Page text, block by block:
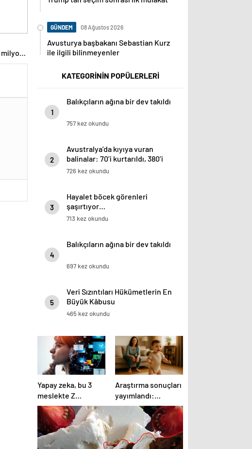
GÜNDEM 08 Ağustos 2026
Avusturya başbakanı Sebastian Kurz
ile ilgili bilinmeyenler
KATEGORİNİN POPÜLERLERİ
1
Balıkçıların ağına bir dev takıldı
757 kez okundu
2
Avustralya’da kıyıya vuran
balinalar: 70’i kurtarıldı, 380’i
öldü
726 kez okundu
3
Hayalet böcek görenleri
şaşırtıyor…
713 kez okundu
4
Balıkçıların ağına bir dev takıldı
697 kez okundu
5
Veri Sızıntıları Hükümetlerin En
Büyük Kâbusu
465 kez okundu
Yapay zeka, bu 3
meslekte Z
Kuşağının yerini
aldı!
Araştırma sonuçları
yayımlandı:
Bebeklerin ilk
adımında genetik
ve çevre etkisi